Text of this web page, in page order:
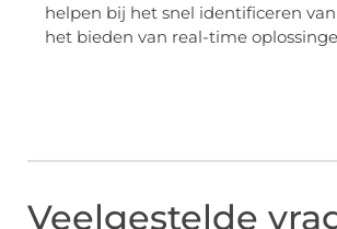
helpen bij het snel identificeren
het bieden van real-time
Veelgestelde